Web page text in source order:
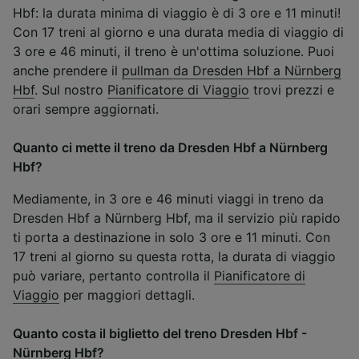
Hbf: la durata minima di viaggio è di 3 ore e 11 minuti!
Con 17 treni al giorno e una durata media di viaggio di
3 ore e 46 minuti, il treno è un'ottima soluzione. Puoi
anche prendere il pullman da Dresden Hbf a Nürnberg
Hbf. Sul nostro Pianificatore di Viaggio trovi prezzi e
orari sempre aggiornati.
Quanto ci mette il treno da Dresden Hbf a Nürnberg
Hbf?
Mediamente, in 3 ore e 46 minuti viaggi in treno da
Dresden Hbf a Nürnberg Hbf, ma il servizio più rapido
ti porta a destinazione in solo 3 ore e 11 minuti. Con
17 treni al giorno su questa rotta, la durata di viaggio
può variare, pertanto controlla il Pianificatore di
Viaggio per maggiori dettagli.
Quanto costa il biglietto del treno Dresden Hbf -
Nürnberg Hbf?